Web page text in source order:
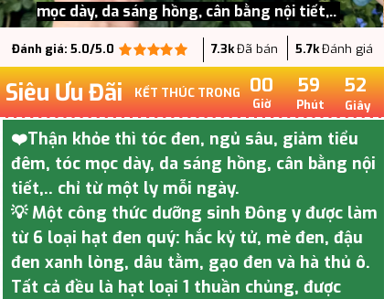
mọc dày, da sáng hồng, cân bằng nội tiết,..
Siêu Ưu Đãi KẾT THÚC TRONG 00 59 51
Giờ Phút Giây
Đánh giá: 5.0/5.0 7.3kĐã bán 5.7kĐánh giá
❤️Thận khỏe thì tóc đen, ngủ sâu, giảm tiểu
đêm, tóc mọc dày, da sáng hồng, cân bằng nội
tiết,.. chỉ từ một ly mỗi ngày.
💡 Một công thức dưỡng sinh Đông y được làm
từ 6 loại hạt đen quý: hắc kỷ tử, mè đen, đậu
đen xanh lòng, dâu tằm, gạo đen và hà thủ ô.
Tất cả đều là hạt loại 1 thuần chủng, được